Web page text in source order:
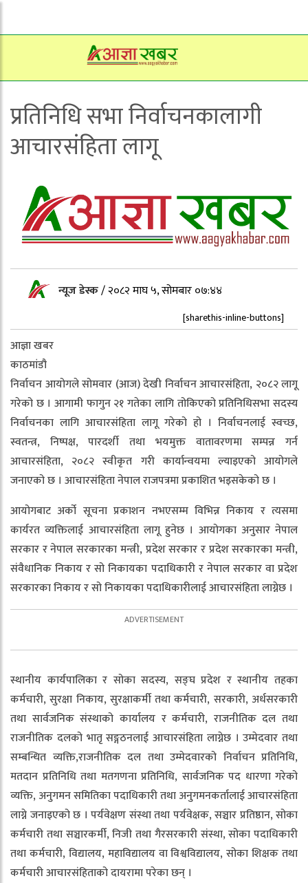
प्रतिनिधि सभा निर्वाचनकालागी
आचारसंहिता लागू
न्यूज डेस्क/२०८२ माघ ५, सोमबार ०७:४४
[sharethis-inline-buttons]
आज्ञा खबर
काठमांडौ
निर्वाचन आयोगले सोमवार (आज) देखी निर्वाचन आचारसंहिता, २०८२ लागू
गरेको छ । आगामी फागुन २१ गतेका लागि तोकिएको प्रतिनिधिसभा सदस्य
निर्वाचनका लागि आचारसंहिता लागू गरेको हो । निर्वाचनलाई स्वच्छ,
स्वतन्त्र, निष्पक्ष, पारदर्शी तथा भयमुक्त वातावरणमा सम्पन्न गर्न
आचारसंहिता, २०८२ स्वीकृत गरी कार्यान्वयमा ल्याइएको आयोगले
जनाएको छ । आचारसंहिता नेपाल राजपत्रमा प्रकाशित भइसकेको छ ।
आयोगबाट अर्को सूचना प्रकाशन नभएसम्म विभिन्न निकाय र त्यसमा
कार्यरत व्यक्तिलाई आचारसंहिता लागू हुनेछ । आयोगका अनुसार नेपाल
सरकार र नेपाल सरकारका मन्त्री, प्रदेश सरकार र प्रदेश सरकारका मन्त्री,
संवैधानिक निकाय र सो निकायका पदाधिकारी र नेपाल सरकार वा प्रदेश
सरकारका निकाय र सो निकायका पदाधिकारीलाई आचारसंहिता लाग्नेछ ।
स्थानीय कार्यपालिका र सोका सदस्य, सङ्घ प्रदेश र स्थानीय तहका
कर्मचारी, सुरक्षा निकाय, सुरक्षाकर्मी तथा कर्मचारी, सरकारी, अर्धसरकारी
तथा सार्वजनिक संस्थाको कार्यालय र कर्मचारी, राजनीतिक दल तथा
राजनीतिक दलको भातृ सङ्गठनलाई आचारसंहिता लाग्नेछ । उम्मेदवार तथा
सम्बन्धित व्यक्ति,राजनीतिक दल तथा उम्मेदवारको निर्वाचन प्रतिनिधि,
मतदान प्रतिनिधि तथा मतगणना प्रतिनिधि, सार्वजनिक पद धारणा गरेको
व्यक्ति, अनुगमन समितिका पदाधिकारी तथा अनुगमनकर्तालाई आचारसंहिता
लाग्ने जनाइएको छ । पर्यवेक्षण संस्था तथा पर्यवेक्षक, सञ्चार प्रतिष्ठान, सोका
कर्मचारी तथा सञ्चारकर्मी, निजी तथा गैरसरकारी संस्था, सोका पदाधिकारी
तथा कर्मचारी, विद्यालय, महाविद्यालय वा विश्वविद्यालय, सोका शिक्षक तथा
कर्मचारी आचारसंहिताको दायरामा परेका छन् ।